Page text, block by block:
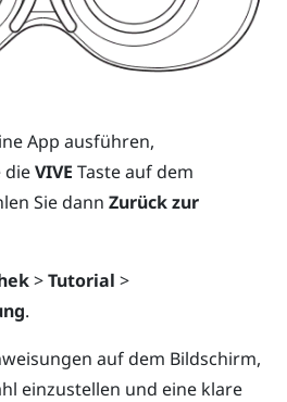
App ausführen,
dieVIVE Taste auf dem
Sie dann Zurück zur
>Tutorial >
.
auf dem Bildschirm,
einzustellen und eine klare